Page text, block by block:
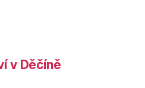
v Děčíně